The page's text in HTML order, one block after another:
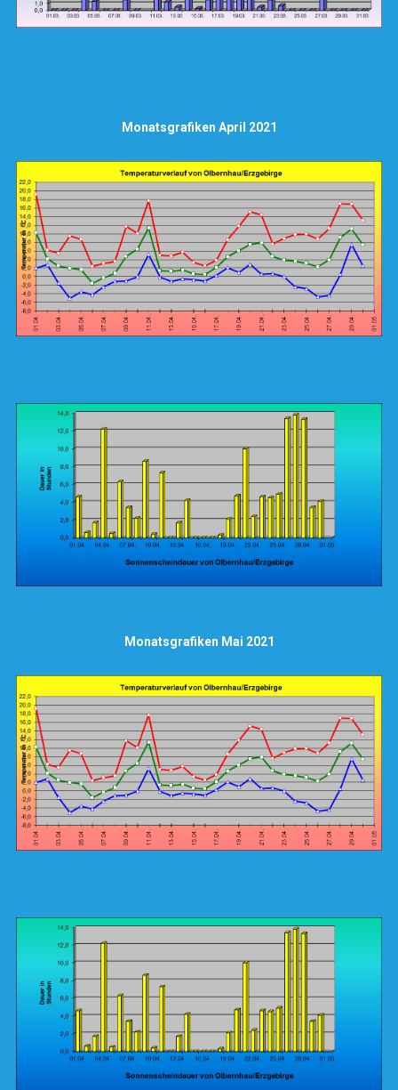
Monatsgrafiken April 2021
Monatsgrafiken Mai 2021